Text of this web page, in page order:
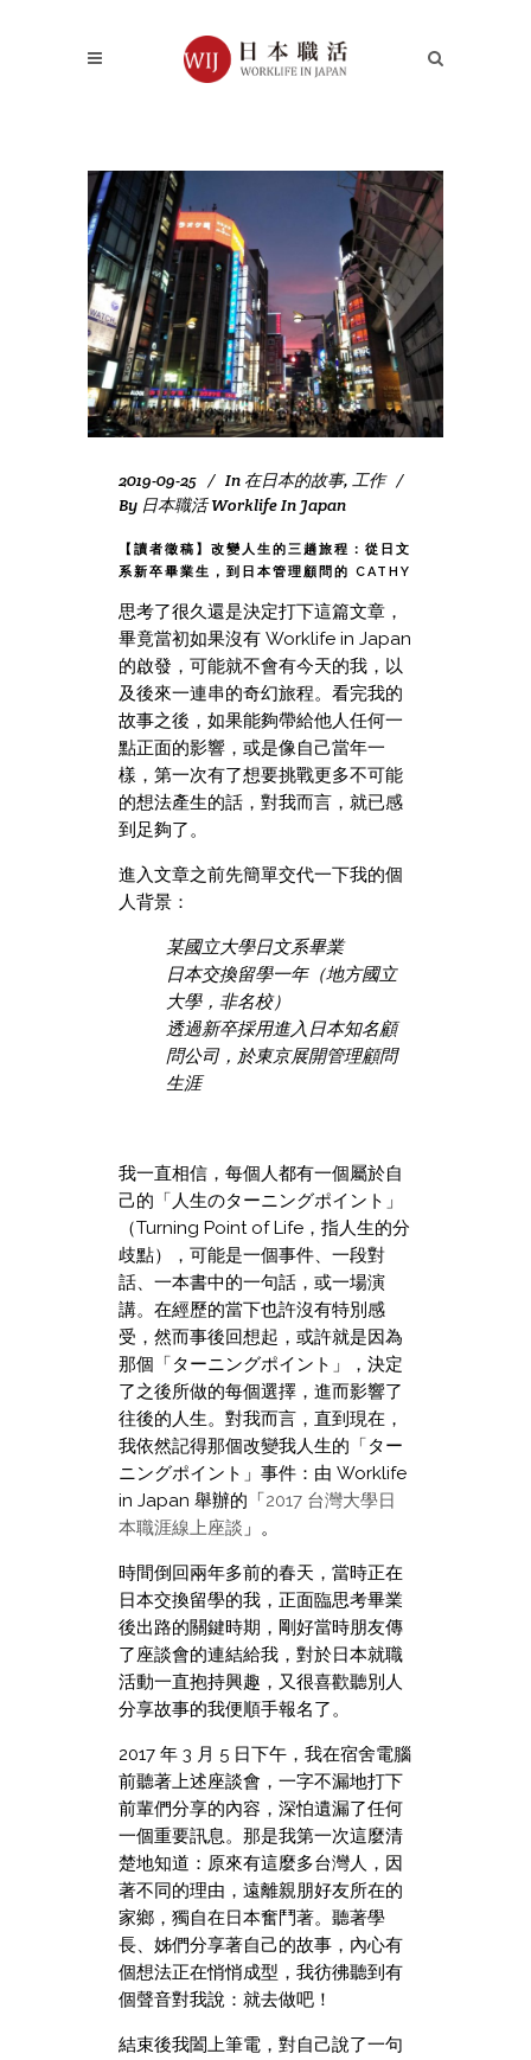
2019-09-25 In 在日本的故事, 工作
By 日本職活 Worklife In Japan
【讀者徵稿】改變人生的三趟旅程：從日文
系新卒畢業生，到日本管理顧問的 CATHY
思考了很久還是決定打下這篇文章，
畢竟當初如果沒有 Worklife in Japan
的啟發，可能就不會有今天的我，以
及後來一連串的奇幻旅程。看完我的
故事之後，如果能夠帶給他人任何一
點正面的影響，或是像自己當年一
樣，第一次有了想要挑戰更多不可能
的想法產生的話，對我而言，就已感
到足夠了。
進入文章之前先簡單交代一下我的個
人背景：
某國立大學日文系畢業
日本交換留學一年（地方國立
大學，非名校）
透過新卒採用進入日本知名顧
問公司，於東京展開管理顧問
生涯
我一直相信，每個人都有一個屬於自
己的「人生のターニングポイント」
（Turning Point of Life，指人生的分
歧點），可能是一個事件、一段對
話、一本書中的一句話，或一場演
講。在經歷的當下也許沒有特別感
受，然而事後回想起，或許就是因為
那個「ターニングポイント」，決定
了之後所做的每個選擇，進而影響了
往後的人生。對我而言，直到現在，
我依然記得那個改變我人生的「ター
ニングポイント」事件：由 Worklife
in Japan 舉辦的「2017 台灣大學日
本職涯線上座談 」。
時間倒回兩年多前的春天，當時正在
日本交換留學的我，正面臨思考畢業
後出路的關鍵時期，剛好當時朋友傳
了座談會的連結給我，對於日本就職
活動一直抱持興趣，又很喜歡聽別人
分享故事的我便順手報名了。
2017 年 3 月 5 日下午，我在宿舍電腦
前聽著上述座談會，一字不漏地打下
前輩們分享的內容，深怕遺漏了任何
一個重要訊息。那是我第一次這麼清
楚地知道：原來有這麼多台灣人，因
著不同的理由，遠離親朋好友所在的
家鄉，獨自在日本奮鬥著。聽著學
長、姊們分享著自己的故事，內心有
個想法正在悄悄成型，我彷彿聽到有
個聲音對我說：就去做吧！
結束後我闔上筆電，對自己說了一句